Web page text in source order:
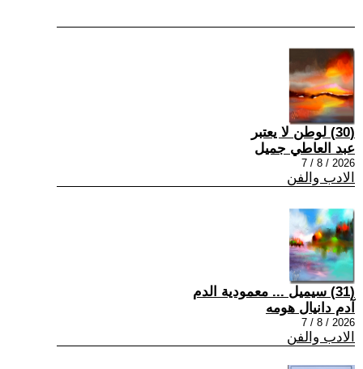
(30) لوطن لا يعتبر
عبد العاطي جميل
2026 / 8 / 7
الادب والفن
(31) سيميل ... معمودية الدم
آدم دانيال هومه
2026 / 8 / 7
الادب والفن